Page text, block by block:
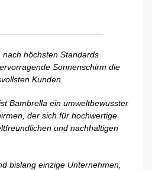
höchsten Standards
Sonnenschirm die
Kunden.
Bambrella ein umweltbewusster
der sich für hochwertige
und nachhaltigen
bislang einzige Unternehmen,